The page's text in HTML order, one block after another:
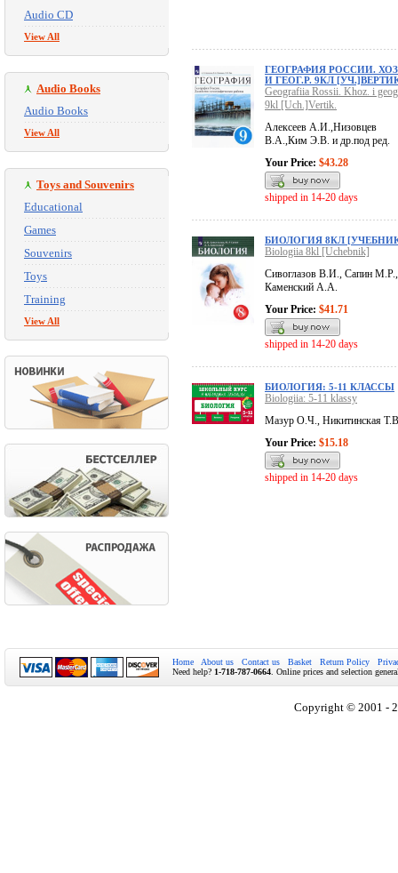
Audio CD
View All
Audio Books
Audio Books
View All
Toys and Souvenirs
Educational
Games
Souvenirs
Toys
Training
View All
ГЕОГРАФИЯ РОССИИ.
И ГЕОГ.Р. 9КЛ
Geografiia Rossii. Khoz. i
9kl [Uch.]Vertik.
Алексеев А.И.,Низовцев
В.А.,Ким Э.В. и др.под ред.
Your Price: $43.28
shipped in 14-20 days
БИОЛОГИЯ 8КЛ
Biologiia 8kl [Uchebnik]
Сивоглазов В.И., Сапин М.Р.,
Каменский А.А.
Your Price: $41.71
shipped in 14-20 days
БИОЛОГИЯ: 5-11 КЛАССЫ
Biologiia: 5-11 klassy
Мазур О.Ч., Никитинская
Your Price: $15.18
shipped in 14-20 days
Home About us Contact us Basket Return Policy
Need help? 1-718-787-0664 . Online prices and selection
Copyright © 2001 -